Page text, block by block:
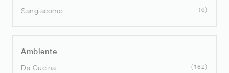
Sangiacomo 6
Ambiente
Da Cucina
182